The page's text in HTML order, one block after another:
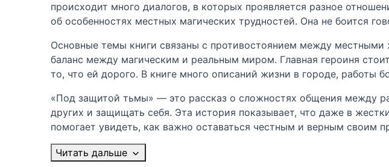
происходит много диалогов, в которых проявляется разное
об особенностях местных магических трудностей. Она не боится
Основные темы книги связаны с противостоянием между
баланс между магическим и реальным миром. Главная героиня
то, что ей дорого. В книге много описаний жизни в городе, работы
«Под защитой тьмы» — это рассказ о сложностях общения между
других и защищать себя. Эта история показывает, что даже в
помогает увидеть, как важно оставаться честным и верным своим
Читать дальше